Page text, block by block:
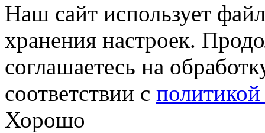
Наш сайт использует
хранения настроек.
соглашаетесь на
соответствии с
Хорошо